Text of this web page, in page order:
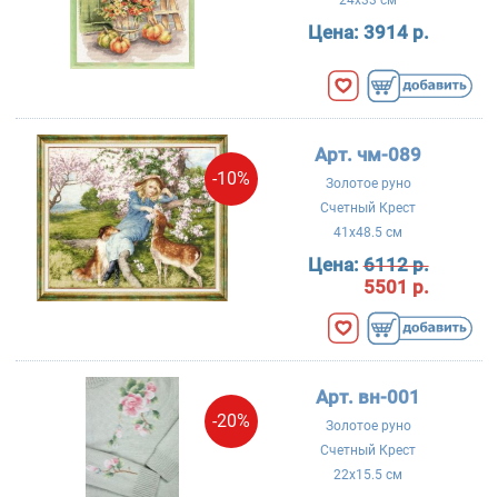
Цена: 3914 р.
-10%
Арт. чм-089
Золотое руно
Счетный Крест
41x48.5 см
Цена:6112 р.
5501 р.
-20%
Арт. вн-001
Золотое руно
Счетный Крест
22x15.5 см